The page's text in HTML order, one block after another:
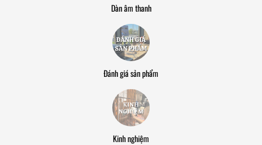
Dàn âm thanh
Đánh giá sản phẩm
Kinh nghiệm